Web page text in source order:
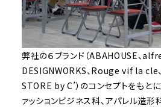
弊社の６ブランド（ABAHOUSE、
DESIGNWORKS、Rouge vif la cle
STORE by C’）のコンセプトをもと
ァッションビジネス科、アパレル造形